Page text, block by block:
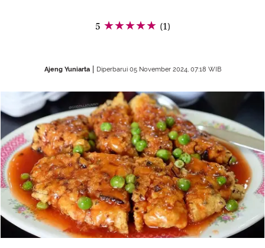
5 (1)
Ajeng Yuniarta Diperbarui 05 November 2024, 07:18 WIB